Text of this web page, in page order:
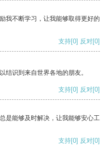
我不断学习，让我能够取得更好的
支持[0] 反对[0]
结识到来自世界各地的朋友。
支持[0] 反对[0]
是能够及时解决，让我能够安心工
支持[0] 反对[0]